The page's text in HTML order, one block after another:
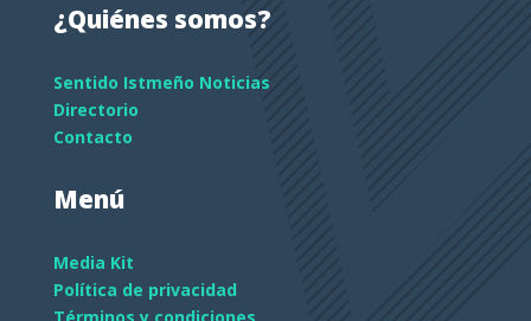
¿Quiénes somos?
Sentido Istmeño Noticias
Directorio
Contacto
Menú
Media Kit
Política de privacidad
Términos y condiciones